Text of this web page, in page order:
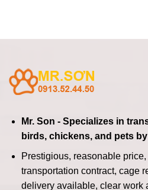
Mr. Son - Specializes in
birds, chickens, and pets
Prestigious, reasonable
transportation contract, cage
delivery available, clear work